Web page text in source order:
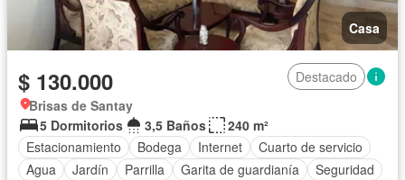
Casa
$ 130.000
Destacado
Brisas de Santay
5 Dormitorios
3,5 Baños
240 m²
Estacionamiento
Bodega Internet
Cuarto de servicio
Agua
Jardín Parrilla Garita de guardianía
Seguridad